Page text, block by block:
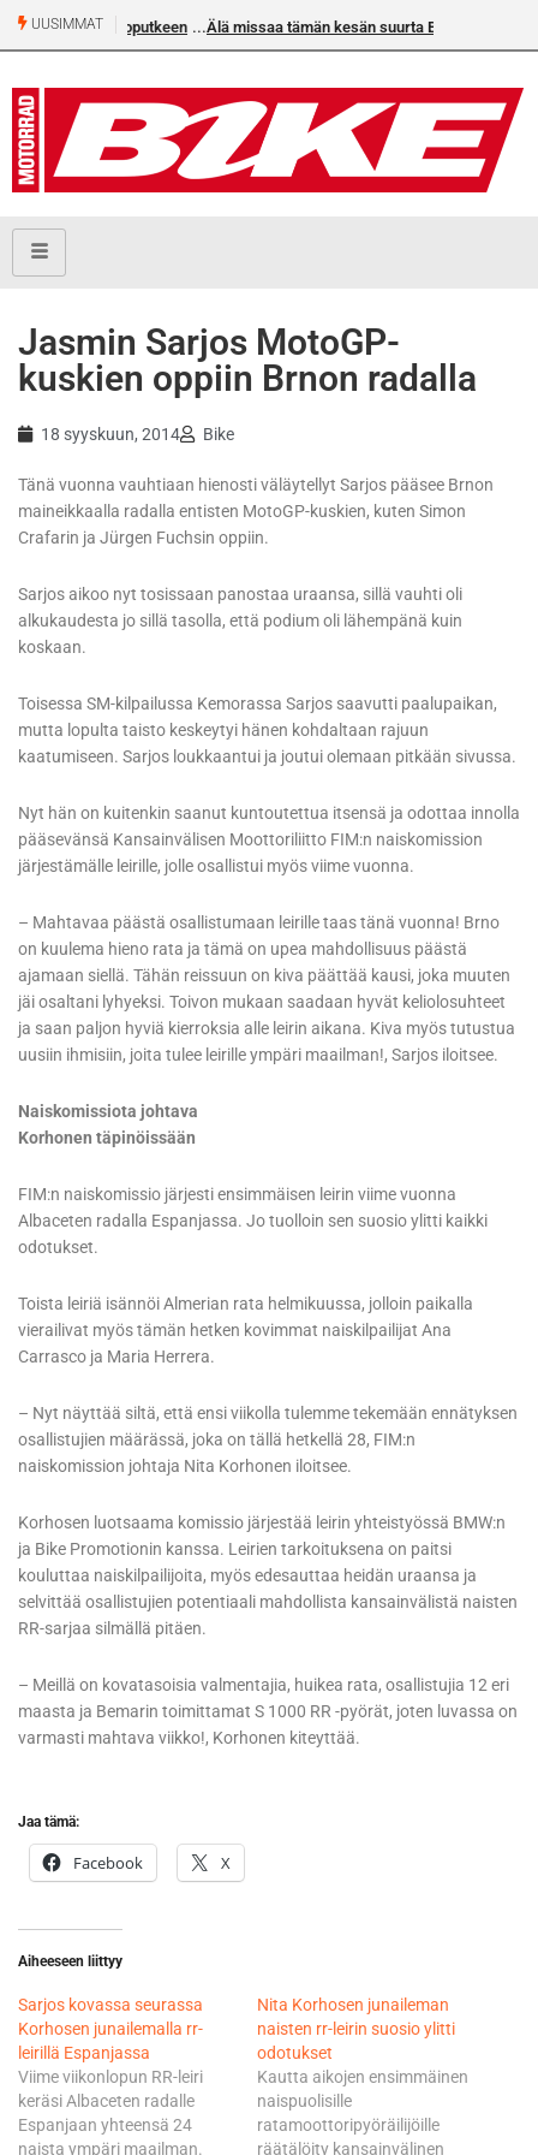
UUSIMMAT
voittoputkeen
Älä missaa tämän kesän suurta Bike-
Jasmin Sarjos MotoGP-
kuskien oppiin Brnon radalla
18 syyskuun, 2014 Bike
Tänä vuonna vauhtiaan hienosti väläytellyt Sarjos pääsee Brnon
maineikkaalla radalla entisten MotoGP-kuskien, kuten Simon
Crafarin ja Jürgen Fuchsin oppiin.
Sarjos aikoo nyt tosissaan panostaa uraansa, sillä vauhti oli
alkukaudesta jo sillä tasolla, että podium oli lähempänä kuin
koskaan.
Toisessa SM-kilpailussa Kemorassa Sarjos saavutti paalupaikan,
mutta lopulta taisto keskeytyi hänen kohdaltaan rajuun
kaatumiseen. Sarjos loukkaantui ja joutui olemaan pitkään sivussa.
Nyt hän on kuitenkin saanut kuntoutettua itsensä ja odottaa innolla
pääsevänsä Kansainvälisen Moottoriliitto FIM:n naiskomission
järjestämälle leirille, jolle osallistui myös viime vuonna.
– Mahtavaa päästä osallistumaan leirille taas tänä vuonna! Brno
on kuulema hieno rata ja tämä on upea mahdollisuus päästä
ajamaan siellä. Tähän reissuun on kiva päättää kausi, joka muuten
jäi osaltani lyhyeksi. Toivon mukaan saadaan hyvät keliolosuhteet
ja saan paljon hyviä kierroksia alle leirin aikana. Kiva myös tutustua
uusiin ihmisiin, joita tulee leirille ympäri maailman!, Sarjos iloitsee.
Naiskomissiota johtava
Korhonen täpinöissään
FIM:n naiskomissio järjesti ensimmäisen leirin viime vuonna
Albaceten radalla Espanjassa. Jo tuolloin sen suosio ylitti kaikki
odotukset.
Toista leiriä isännöi Almerian rata helmikuussa, jolloin paikalla
vierailivat myös tämän hetken kovimmat naiskilpailijat Ana
Carrasco ja Maria Herrera.
– Nyt näyttää siltä, että ensi viikolla tulemme tekemään ennätyksen
osallistujien määrässä, joka on tällä hetkellä 28, FIM:n
naiskomission johtaja Nita Korhonen iloitsee.
Korhosen luotsaama komissio järjestää leirin yhteistyössä BMW:n
ja Bike Promotionin kanssa. Leirien tarkoituksena on paitsi
kouluttaa naiskilpailijoita, myös edesauttaa heidän uraansa ja
selvittää osallistujien potentiaali mahdollista kansainvälistä naisten
RR-sarjaa silmällä pitäen.
– Meillä on kovatasoisia valmentajia, huikea rata, osallistujia 12 eri
maasta ja Bemarin toimittamat S 1000 RR -pyörät, joten luvassa on
varmasti mahtava viikko!, Korhonen kiteyttää.
Jaa tämä:
Facebook X
Aiheeseen liittyy
Sarjos kovassa seurassa
Korhosen junailemalla rr-
leirillä Espanjassa
Viime viikonlopun RR-leiri
keräsi Albaceten radalle
Espanjaan yhteensä 24
naista ympäri maailman.
Nita Korhosen junaileman
naisten rr-leirin suosio ylitti
odotukset
Kautta aikojen ensimmäinen
naispuolisille
ratamoottoripyöräilijöille
räätälöity kansainvälinen